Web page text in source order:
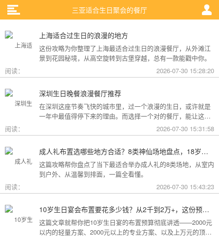
三亚适合生日聚会的餐厅
上海适合过生日的浪漫的地方
这份攻略为你整理了上海最适合过生日的浪漫餐厅，从外滩江
景到花园秘境，从高空旋转到古堡穿越，总有一款能戳中你。
阅读：
2026-07-30 15:28:20
深圳生日晚餐浪漫餐厅推荐
在深圳这座节奏飞快的城市里，过一个浪漫的生日，或许就是
一年中最值得停下来的理由。而选择一个对的餐厅，能让这一
天从“普通”变成“终生难忘”。无论是俯瞰城市灯火的高空秘境，
还是被鲜花与海风包裹的梦幻露台，深圳从不缺乏仪式感。
阅读： 2026-07-30 15:31:58
成人礼布置选哪些地方合适？8类神仙场地盘点，18岁的仪式感从选对地方开始
这篇攻略帮你盘点了当下最适合举办成人礼的8类场地，从室内
到户外、从温馨到排面，一篇全看懂。
阅读：
2026-07-30 15:43:23
10岁生日宴会布置要花多少钱？从2千到2万+，这份预算攻略讲透了
这篇文章就帮你把10岁生日宴的布置预算彻底讲透——2000元
以内的轻量方案、2000元以上的专业方案、以及上万元的顶配